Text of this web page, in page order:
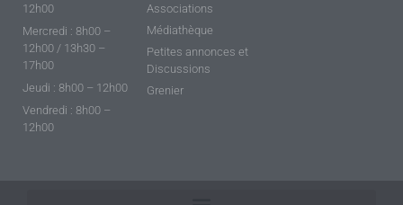
12h00
Mercredi : 8h00 –
12h00 / 13h30 –
17h00
Jeudi : 8h00 – 12h00
Vendredi : 8h00 –
12h00
Associations
Médiathèque
Petites annonces et
Discussions
Grenier